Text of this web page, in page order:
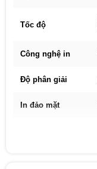
Tốc độ
Công nghệ in
Độ phân giải
In đảo mặt